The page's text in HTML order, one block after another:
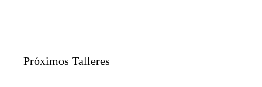
Próximos Talleres